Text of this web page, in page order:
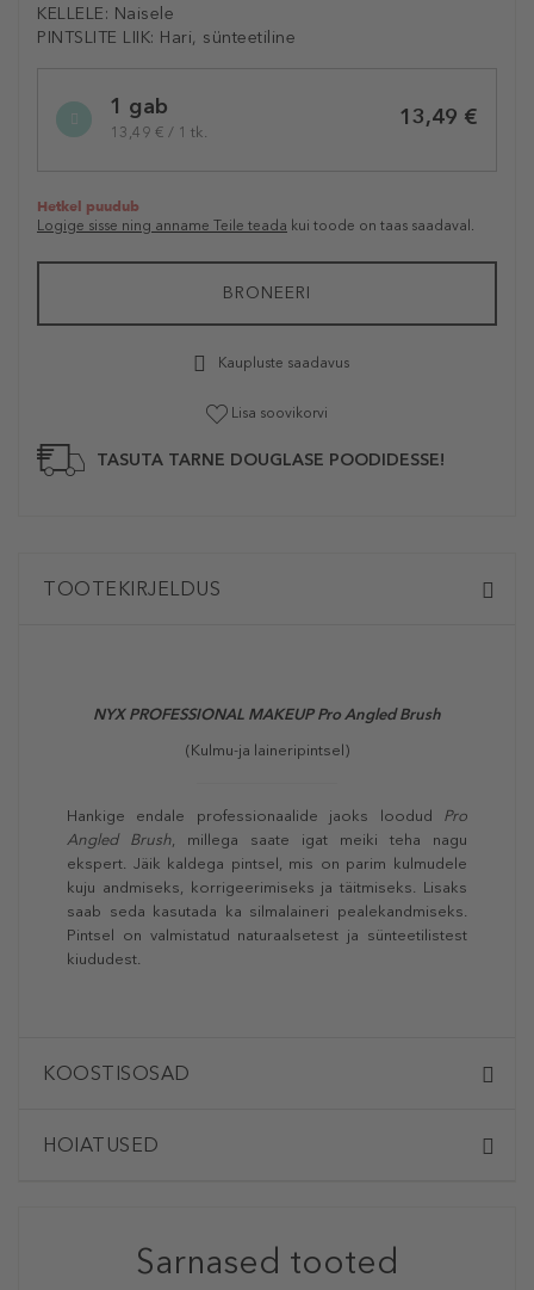
KELLELE: Naisele
PINTSLITE LIIK: Hari, sünteetiline
variation1 gab
13,49 € / 1 tk.
13,49 €
Hetkel puudub
Logige sisse ning anname Teile teada kui toode on taas saadaval.
BRONEERI
Kaupluste saadavus
Lisa soovikorvi
TASUTA TARNE DOUGLASE POODIDESSE!
TOOTEKIRJELDUS
NYX PROFESSIONAL MAKEUPPro Angled Brush
(Kulmu-ja laineripintsel)
Hankige endale professionaalide jaoks loodud Pro
Angled Brush, millega saate igat meiki teha nagu
ekspert. Jäik kaldega pintsel, mis on parim kulmudele
kuju andmiseks, korrigeerimiseks ja täitmiseks. Lisaks
saab seda kasutada ka silmalaineri pealekandmiseks.
Pintsel on valmistatud naturaalsetest ja sünteetilistest
kiududest.
KOOSTISOSAD
HOIATUSED
Sarnased tooted